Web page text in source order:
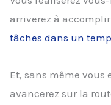
arriverez à accomplir
tâches dans un
Et, sans même vous
avancerez sur la